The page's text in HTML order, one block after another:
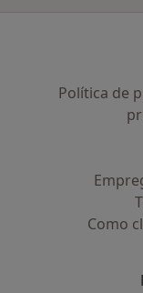
Política de
Como